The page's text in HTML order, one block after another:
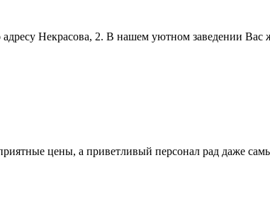
Некрасова, 2. В нашем уютном заведении
цены, а приветливый персонал рад даже